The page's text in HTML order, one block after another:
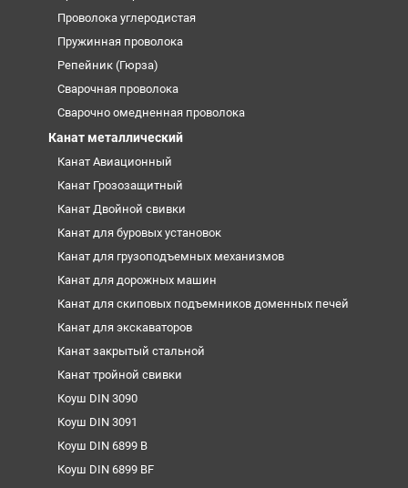
Проволока углеродистая
Пружинная проволока
Репейник (Гюрза)
Сварочная проволока
Сварочно омедненная проволока
Канат металлический
Канат Авиационный
Канат Грозозащитный
Канат Двойной свивки
Канат для буровых установок
Канат для грузоподъемных механизмов
Канат для дорожных машин
Канат для скиповых подъемников доменных печей
Канат для экскаваторов
Канат закрытый стальной
Канат тройной свивки
Коуш DIN 3090
Коуш DIN 3091
Коуш DIN 6899 B
Коуш DIN 6899 BF